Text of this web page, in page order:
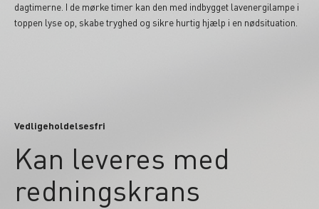
dagtimerne. I de mørke timer kan den med indbygget lavenergilampe i
toppen lyse op, skabe tryghed og sikre hurtig hjælp i en nødsituation.
Vedligeholdelsesfri
Kan leveres med
redningskrans